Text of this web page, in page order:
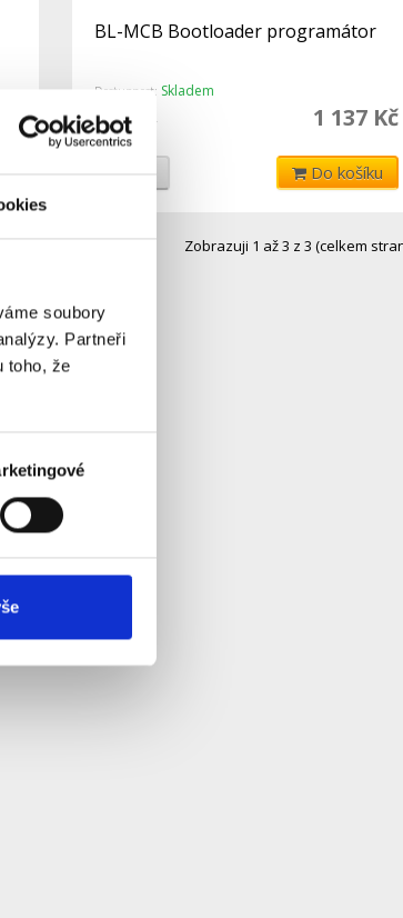
soubory
Partneři
toho, že
BL-MCB Bootloader programátor
Dostupnost: Skladem
1 137 Kč
1 210 Kč
Detail Do košíku
Zobrazuji 1 až 3 z 3 (celkem